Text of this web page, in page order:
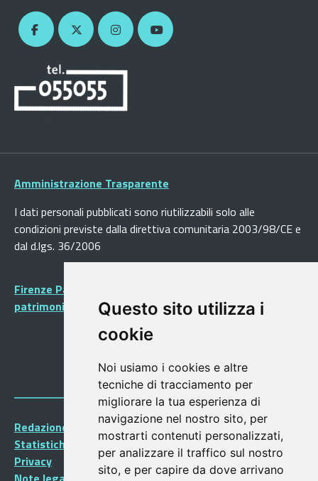
Questo sito utilizza i
cookie
Noi usiamo i cookies e altre
tecniche di tracciamento per
migliorare la tua esperienza di
navigazione nel nostro sito, per
mostrarti contenuti personalizzati,
per analizzare il traffico sul nostro
sito, e per capire da dove arrivano
Amministrazione Trasparente
I dati personali pubblicati sono riutilizzabili solo alle
condizioni previste dalla direttiva comunitaria 2003/98/CE e
dal d.lgs. 36/2006
Firenze Patrimonio Mondiale - Centro storico di Firenze
patrimonio dell’Umanità
Redazione Portalegiovani
Statistiche
Privacy